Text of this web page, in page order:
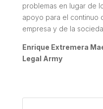
problemas en lugar de
apoyo para el continuo
empresa y de la
Enrique Extremera
Legal Army